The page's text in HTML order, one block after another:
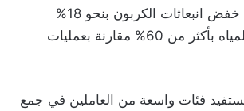
تدويرها يساهم في خفض انبعاثات الكربون بنحو 18%
وتقليص استهلاك المياه بأكثر من 60% مقارنة بعمليات
فئات واسعة من العاملين في جمع